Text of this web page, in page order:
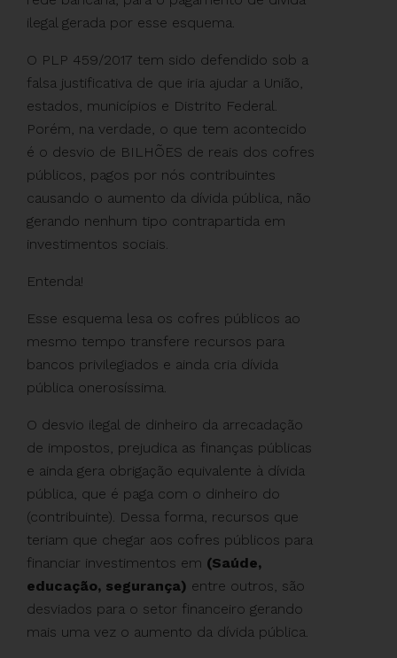
ilegal gerada por esse esquema.
O PLP 459/2017 tem sido defendido sob a
falsa justificativa de que iria ajudar a União,
estados, municípios e Distrito Federal.
Porém, na verdade, o que tem acontecido
é o desvio de BILHÕES de reais dos cofres
públicos, pagos por nós contribuintes
causando o aumento da dívida pública, não
gerando nenhum tipo contrapartida em
investimentos sociais.
Entenda!
Esse esquema lesa os cofres públicos ao
mesmo tempo transfere recursos para
bancos privilegiados e ainda cria dívida
pública onerosíssima.
O desvio ilegal de dinheiro da arrecadação
de impostos, prejudica as finanças públicas
e ainda gera obrigação equivalente à dívida
pública, que é paga com o dinheiro do
(contribuinte). Dessa forma, recursos que
teriam que chegar aos cofres públicos para
financiar investimentos em (Saúde,
educação, segurança) entre outros, são
desviados para o setor financeiro gerando
mais uma vez o aumento da dívida pública.